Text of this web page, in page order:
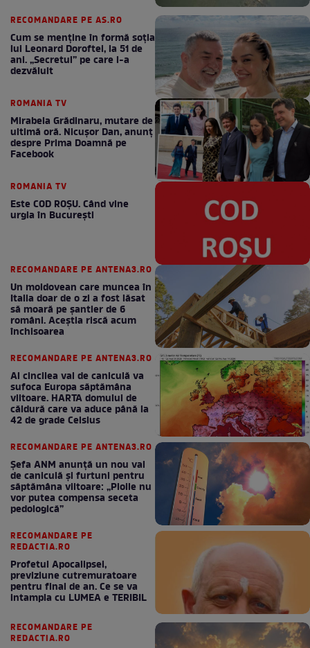
RECOMANDARE PE AS.RO
Cum se menţine în formă soţia
lui Leonard Doroftei, la 51 de
ani. „Secretul” pe care l-a
dezvăluit
ROMANIA TV
Mirabela Grădinaru, mutare de
ultimă oră. Nicuşor Dan, anunţ
despre Prima Doamnă pe
Facebook
ROMANIA TV
Este COD ROŞU. Când vine
urgia în Bucureşti
RECOMANDARE PE ANTENA3.RO
Un moldovean care muncea în
Italia doar de o zi a fost lăsat
să moară pe şantier de 6
români. Aceștia riscă acum
închisoarea
RECOMANDARE PE ANTENA3.RO
Al cincilea val de caniculă va
sufoca Europa săptămâna
viitoare. HARTA domului de
căldură care va aduce până la
42 de grade Celsius
RECOMANDARE PE ANTENA3.RO
Șefa ANM anunță un nou val
de caniculă și furtuni pentru
săptămâna viitoare: „Ploile nu
vor putea compensa seceta
pedologică”
RECOMANDARE PE
REDACTIA.RO
Profetul Apocalipsei,
previziune cutremuratoare
pentru final de an. Ce se va
intampla cu LUMEA e TERIBIL
RECOMANDARE PE
REDACTIA.RO